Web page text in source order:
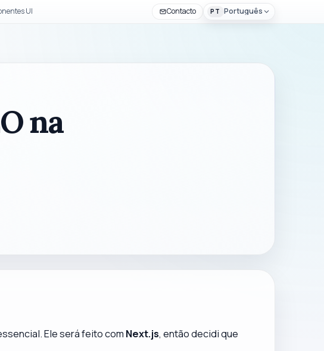
UI Contacto PT Português
na
Ele será feito com Next.js, então decidi que